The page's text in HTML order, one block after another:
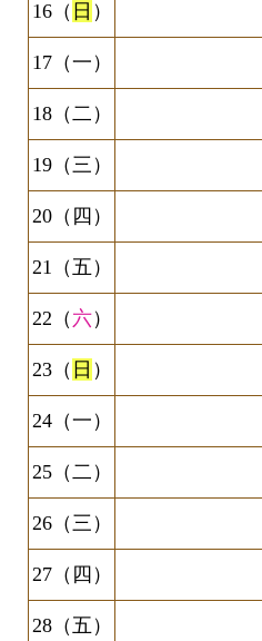
16（ 日 ）
17（一）
18（二）
19（三）
20（四）
21（五）
22（ 六）
23（ 日 ）
24（一）
25（二）
26（三）
27（四）
28（五）